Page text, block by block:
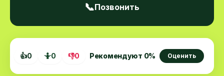
👍0 🤷0 👎0 Рекомендуют 0% Оценить
📞Позвонить